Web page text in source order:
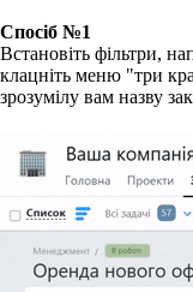
Спосіб №1
Встановіть фільтри,
клацніть меню "три
зрозумілу вам назву